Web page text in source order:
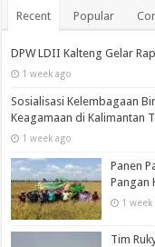
Recent Popular
DPW LDII Kalteng Gelar
1 week ago
Sosialisasi Kelembagaan
Keagamaan di Kalimantan
1 week ago
Panen
Pangan
1 week
Tim